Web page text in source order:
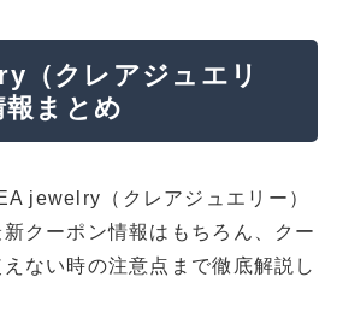
（クレアジュエリ
報まとめ
jewelry（クレアジュエリー）
クーポン情報はもちろん、クー
ない時の注意点まで徹底解説し